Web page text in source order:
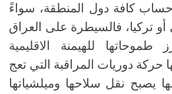
حساب كافة دول المنطقة، سواءً
أو تركيا، فالسيطرة على العراق
للهيمنة الاقليمية
دوريات المراقبة التي تعج
يصبح نقل سلاحها وميلشياتها